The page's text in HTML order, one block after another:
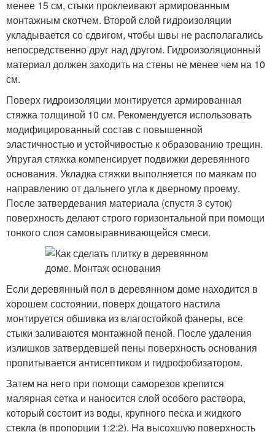
менее 15 см, стыки проклеивают армированным
монтажным скотчем. Второй слой гидроизоляции
укладывается со сдвигом, чтобы швы не располагались
непосредственно друг над другом. Гидроизоляционный
материал должен заходить на стены не менее чем на 10
см.
Поверх гидроизоляции монтируется армированная
стяжка толщиной 10 см. Рекомендуется использовать
модифицированный состав с повышенной
эластичностью и устойчивостью к образованию трещин.
Упругая стяжка компенсирует подвижки деревянного
основания. Укладка стяжки выполняется по маякам по
направлению от дальнего угла к дверному проему.
После затвердевания материала (спустя 3 суток)
поверхность делают строго горизонтальной при помощи
тонкого слоя самовыравнивающейся смеси.
Если деревянный пол в деревянном доме находится в
хорошем состоянии, поверх дощатого настила
монтируется обшивка из влагостойкой фанеры, все
стыки заливаются монтажной пеной. После удаления
излишков затвердевшей пены поверхность основания
пропитывается антисептиком и гидрофобизатором.
Затем на него при помощи саморезов крепится
малярная сетка и наносится слой особого раствора,
который состоит из воды, крупного песка и жидкого
стекла (в пропорции 1:2:2). На высохшую поверхность